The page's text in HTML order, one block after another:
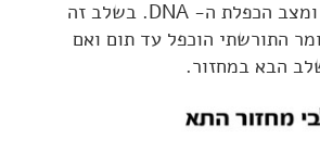
תנאים חיצוניים ומצב הכפלת ה- DNA. בשלב זה
התורשתי הוכפל עד תום ואם
הבא במחזור.